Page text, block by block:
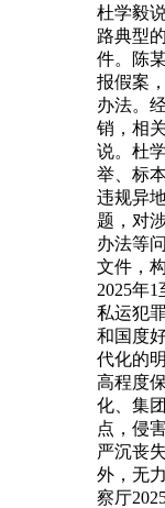
杜学毅
路典型
件。陈
报假案
办法。
销，相
说。杜
举、标
违规异
题，对
办法等
文件，
2025年
私运犯
和国度
代化的
高程度
化、集
点，侵
严沉丧
外，无
察厅